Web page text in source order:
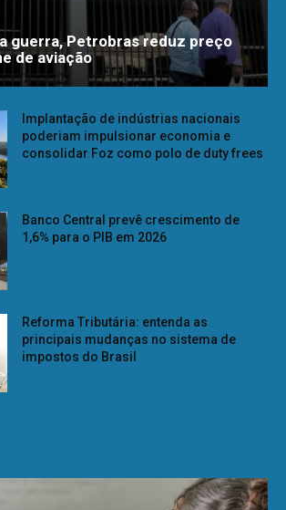
guerra, Petrobras reduz preço
de aviação
Implantação de indústrias nacionais
poderiam impulsionar economia e
consolidar Foz como polo de duty frees
Banco Central prevê crescimento de
1,6% para o PIB em 2026
Reforma Tributária: entenda as
principais mudanças no sistema de
impostos do Brasil